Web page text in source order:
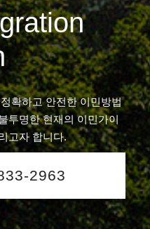
확하고 안전한 이민방법
투명한 현재의 이민가이
고자 합니다.
2963